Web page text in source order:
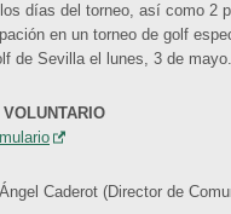
días del torneo, así como 2
en un torneo de golf
de Sevilla el lunes, 3 de mayo.
Caderot (Director de